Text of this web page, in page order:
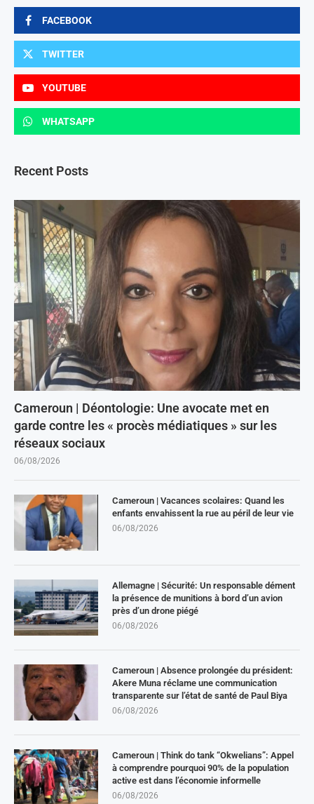
FACEBOOK
TWITTER
YOUTUBE
WHATSAPP
Recent Posts
Cameroun | Déontologie: Une avocate met en
garde contre les « procès médiatiques » sur les
réseaux sociaux
06/08/2026
Cameroun | Vacances scolaires: Quand les
enfants envahissent la rue au péril de leur vie
06/08/2026
Allemagne | Sécurité: Un responsable dément
la présence de munitions à bord d’un avion
près d’un drone piégé
06/08/2026
Cameroun | Absence prolongée du président:
Akere Muna réclame une communication
transparente sur l’état de santé de Paul Biya
06/08/2026
Cameroun | Think do tank “Okwelians”: Appel
à comprendre pourquoi 90% de la population
active est dans l’économie informelle
06/08/2026